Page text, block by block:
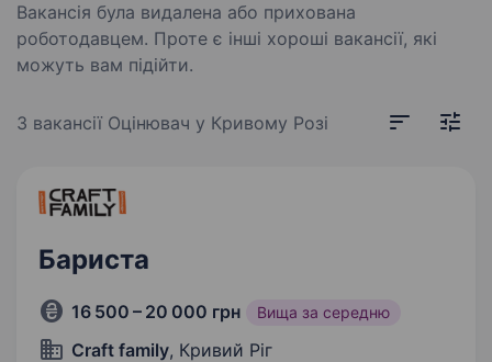
Вакансія була видалена або прихована
роботодавцем. Проте є інші хороші вакансії, які
можуть вам підійти.
3 вакансії Оцінювач у Кривому Розі
Бариста
16 500 – 20 000 грн Вища за середню
Craft family, Кривий Ріг